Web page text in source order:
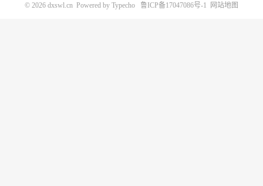
© 2026 dxswl.cn Powered by Typecho 鲁ICP备17047086号-1 网站地图